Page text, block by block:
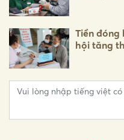
Tiền đóng
hội tăng